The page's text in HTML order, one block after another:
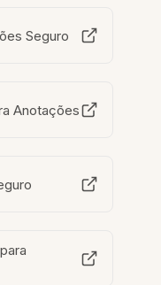
Seguro
Anotações